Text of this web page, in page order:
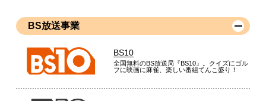
BS放送事業
BS10
全国無料のBS放送局『BS10』。クイズにゴル
フに映画に麻雀、楽しい番組てんこ盛り！